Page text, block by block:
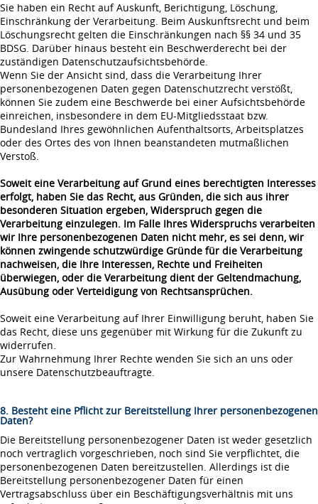
Sie haben ein Recht auf Auskunft, Berichtigung, Löschung,
Einschränkung der Verarbeitung. Beim Auskunftsrecht und beim
Löschungsrecht gelten die Einschränkungen nach §§ 34 und 35
BDSG. Darüber hinaus besteht ein Beschwerderecht bei der
zuständigen Datenschutzaufsichtsbehörde.
Wenn Sie der Ansicht sind, dass die Verarbeitung Ihrer
personenbezogenen Daten gegen Datenschutzrecht verstößt,
können Sie zudem eine Beschwerde bei einer Aufsichtsbehörde
einreichen, insbesondere in dem EU-Mitgliedsstaat bzw.
Bundesland Ihres gewöhnlichen Aufenthaltsorts, Arbeitsplatzes
oder des Ortes des von Ihnen beanstandeten mutmaßlichen
Verstoß.
Soweit eine Verarbeitung auf Grund eines berechtigten Interesses
erfolgt, haben Sie das Recht, aus Gründen, die sich aus ihrer
besonderen Situation ergeben, Widerspruch gegen die
Verarbeitung einzulegen. Im Falle Ihres Widerspruchs verarbeiten
wir Ihre personenbezogenen Daten nicht mehr, es sei denn, wir
können zwingende schutzwürdige Gründe für die Verarbeitung
nachweisen, die Ihre Interessen, Rechte und Freiheiten
überwiegen, oder die Verarbeitung dient der Geltendmachung,
Ausübung oder Verteidigung von Rechtsansprüchen.
Soweit eine Verarbeitung auf Ihrer Einwilligung beruht, haben Sie
das Recht, diese uns gegenüber mit Wirkung für die Zukunft zu
widerrufen.
Zur Wahrnehmung Ihrer Rechte wenden Sie sich an uns oder
unsere Datenschutzbeauftragte.
8. Besteht eine Pflicht zur Bereitstellung Ihrer personenbezogenen
Daten?
Die Bereitstellung personenbezogener Daten ist weder gesetzlich
noch vertraglich vorgeschrieben, noch sind Sie verpflichtet, die
personenbezogenen Daten bereitzustellen. Allerdings ist die
Bereitstellung personenbezogener Daten für einen
Vertragsabschluss über ein Beschäftigungsverhältnis mit uns